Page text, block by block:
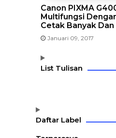
Canon PIXMA
Multifungsi
Cetak Banyak Dan
Januari 09, 2017
List Tulisan
Daftar Label